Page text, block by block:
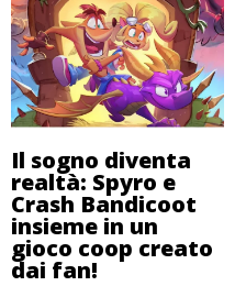
Il sogno diventa
realtà: Spyro e
Crash Bandicoot
insieme in un
gioco coop creato
dai fan!